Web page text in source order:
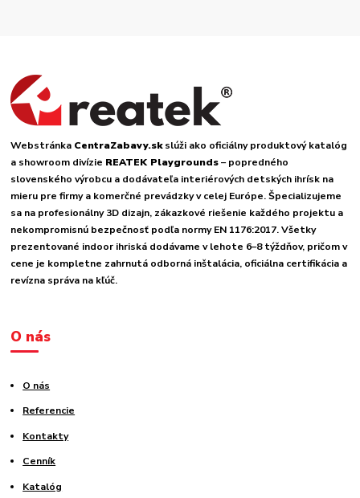
Webstránka CentraZabavy.skslúži ako oficiálny produktový katalóg
a showroom divízie REATEK Playgrounds– popredného
slovenského výrobcu a dodávateľa interiérových detských ihrísk na
mieru pre firmy a komerčné prevádzky v celej Európe. Špecializujeme
sa na profesionálny 3D dizajn, zákazkové riešenie každého projektu a
nekompromisnú bezpečnosť podľa normy EN 1176:2017. Všetky
prezentované indoor ihriská dodávame v lehote 6–8 týždňov, pričom v
cene je kompletne zahrnutá odborná inštalácia, oficiálna certifikácia a
revízna správa na kľúč.
O nás
O nás
Referencie
Kontakty
Cenník
Katalóg